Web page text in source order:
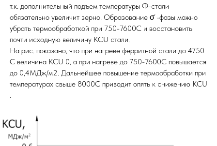
т.к. дополнительный подъем температуры Ф-стали
обязательно увеличит зерно. Образование σ ́-фазы можно
убрать термообработкой при 750-7600С и восстановить
почти исходную величину KCU стали.
На рис. показано, что при нагреве ферритной стали до 4750
С величина КСU 0, а при нагреве до 750-7600С повышается
до 0,4МДж/м2. Дальнейшее повышение термообработки при
температурах свыше 8000С приводит опять к снижению КСU